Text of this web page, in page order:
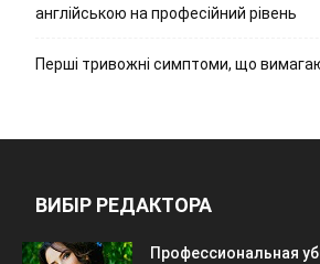
англійською на професійний рівень
Перші тривожні симптоми, що
ВИБІР РЕДАКТОРА
Профессиональная